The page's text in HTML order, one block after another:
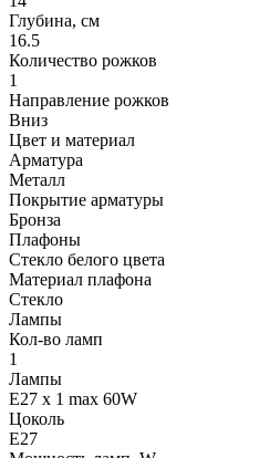
Глубина, см
16.5
Количество рожков
1
Направление рожков
Вниз
Цвет и материал
Арматура
Металл
Покрытие арматуры
Бронза
Плафоны
Стекло белого цвета
Материал плафона
Стекло
Лампы
Кол-во ламп
1
Лампы
E27 x 1 max 60W
Цоколь
E27